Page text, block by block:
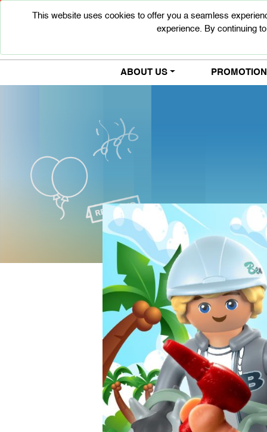
This website uses cookies to offer you a seamless
experience. By continuing
ABOUT US